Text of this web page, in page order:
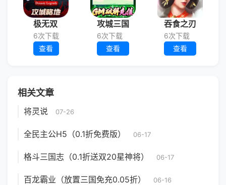
极无双
6次下载
查看
攻城三国
6次下载
查看
吞食之刃
6次下载
查看
相关文章
将灵说 07-26
全民主公H5（0.1折免费版） 06-17
格斗三国志（0.1折送双20星神将） 06-17
百龙霸业（放置三国免充0.05折） 06-16